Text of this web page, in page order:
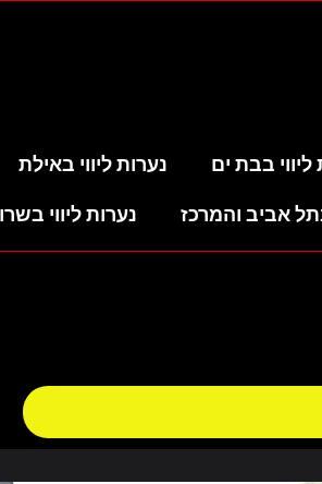
נערות ליווי באילת ליווי בבת ים
נערות ליווי אביב והמרכז